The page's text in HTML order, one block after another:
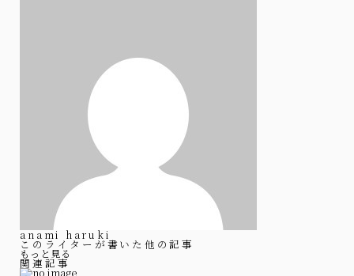
anami haruki
このライターが書いた他の記事
もっと見る
関連記事